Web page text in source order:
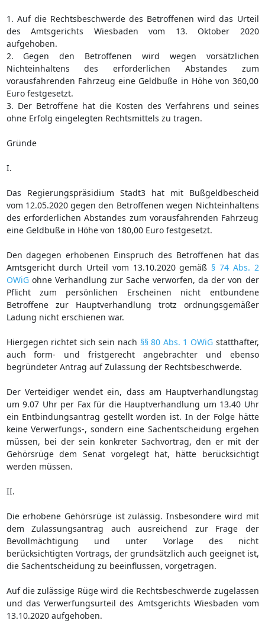
1. Auf die Rechtsbeschwerde des Betroffenen wird das Urteil
des Amtsgerichts Wiesbaden vom 13. Oktober 2020
aufgehoben.
2. Gegen den Betroffenen wird wegen vorsätzlichen
Nichteinhaltens des erforderlichen Abstandes zum
vorausfahrenden Fahrzeug eine Geldbuße in Höhe von 360,00
Euro festgesetzt.
3. Der Betroffene hat die Kosten des Verfahrens und seines
ohne Erfolg eingelegten Rechtsmittels zu tragen.
Gründe
I.
Das Regierungspräsidium Stadt3 hat mit Bußgeldbescheid
vom 12.05.2020 gegen den Betroffenen wegen Nichteinhaltens
des erforderlichen Abstandes zum vorausfahrenden Fahrzeug
eine Geldbuße in Höhe von 180,00 Euro festgesetzt.
Den dagegen erhobenen Einspruch des Betroffenen hat das
Amtsgericht durch Urteil vom 13.10.2020 gemäß § 74 Abs. 2
OWiGohne Verhandlung zur Sache verworfen, da der von der
Pflicht zum persönlichen Erscheinen nicht entbundene
Betroffene zur Hauptverhandlung trotz ordnungsgemäßer
Ladung nicht erschienen war.
Hiergegen richtet sich sein nach §§ 80 Abs. 1 OWiGstatthafter,
auch form- und fristgerecht angebrachter und ebenso
begründeter Antrag auf Zulassung der Rechtsbeschwerde.
Der Verteidiger wendet ein, dass am Hauptverhandlungstag
um 9.07 Uhr per Fax für die Hauptverhandlung um 13.40 Uhr
ein Entbindungsantrag gestellt worden ist. In der Folge hätte
keine Verwerfungs-, sondern eine Sachentscheidung ergehen
müssen, bei der sein konkreter Sachvortrag, den er mit der
Gehörsrüge dem Senat vorgelegt hat, hätte berücksichtigt
werden müssen.
II.
Die erhobene Gehörsrüge ist zulässig. Insbesondere wird mit
dem Zulassungsantrag auch ausreichend zur Frage der
Bevollmächtigung und unter Vorlage des nicht
berücksichtigten Vortrags, der grundsätzlich auch geeignet ist,
die Sachentscheidung zu beeinflussen, vorgetragen.
Auf die zulässige Rüge wird die Rechtsbeschwerde zugelassen
und das Verwerfungsurteil des Amtsgerichts Wiesbaden vom
13.10.2020 aufgehoben.